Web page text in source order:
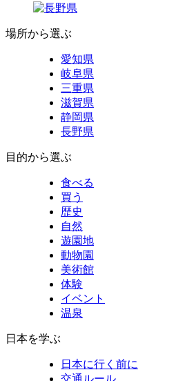
場所から選ぶ
愛知県
岐阜県
三重県
滋賀県
静岡県
長野県
目的から選ぶ
食べる
買う
歴史
自然
遊園地
動物園
美術館
体験
イベント
温泉
日本を学ぶ
日本に行く前に
交通ルール